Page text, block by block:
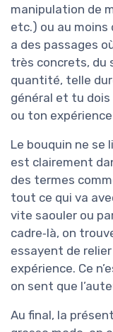
manipulation de
etc.) ou au moins
a des passages
très concrets, du
quantité, telle
général et tu dois
ou ton
Le bouquin ne se
est clairement
des termes
tout ce qui va
vite saouler ou
cadre‑là, on
essayent de
expérience. Ce
on sent que
Au final, la